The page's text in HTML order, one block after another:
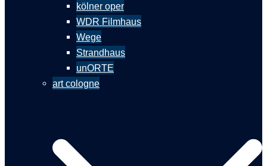
kölner oper
WDR Filmhaus
Wege
Strandhaus
unORTE
art cologne